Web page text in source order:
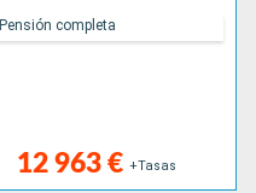
12 963 € +Tasas
Pensión completa